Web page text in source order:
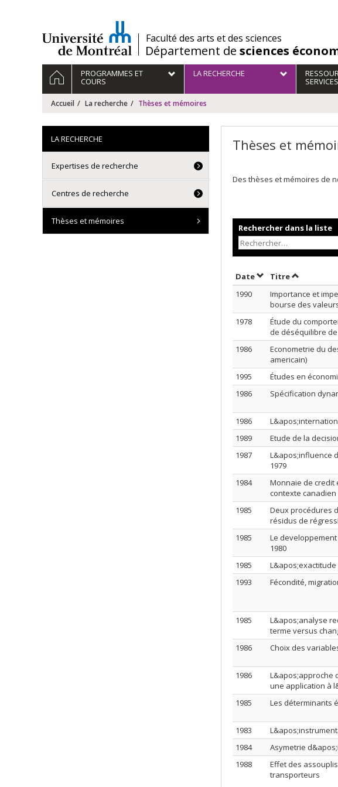
/Faculté des arts et des sciences
Département de sciences
Navigation
principale
ACCUEILPROGRAMMES ET
COURS
LA RECHERCHE
SERVICES
Accueil La recherche Thèses et mémoires
Thèses et
Des thèses et mémoires de
Rechercher dans la liste
DateTrier par date en
TitreTrier par
1990
Importance et
bourse des
1978
Étude du
de déséquilibre de
1986
Econometrie du
americain)
1995
Études en
1986
Spécification
1986
1989
Etude de la
1987
L&apos;influence
1979
1984
Monnaie de credit
contexte canadien
1985
Deux procédures
résidus de
1985
Le
1980
1985
1993
Fécondité,
1985
L&apos;analyse
terme versus
1986 Choix des
1986
L&apos;approche
une application à
1985
Les déterminants
1983
1984
Asymetrie
1988
Effet des
transporteurs
LA RECHERCHE
Expertises de recherche
Centres de recherche
Thèses et mémoires